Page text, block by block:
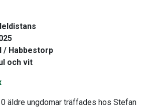
/ Habbestorp
och vit
äldre ungdomar träffades hos Stefan